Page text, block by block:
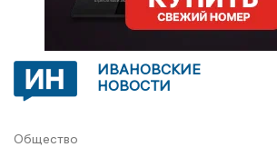
ИВАНОВСКИЕ
НОВОСТИ
Общество